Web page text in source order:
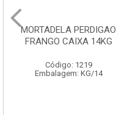
MORTADELA PERDIGAO
FRANGO CAIXA 14KG
Código: 1219
Embalagem: KG/14